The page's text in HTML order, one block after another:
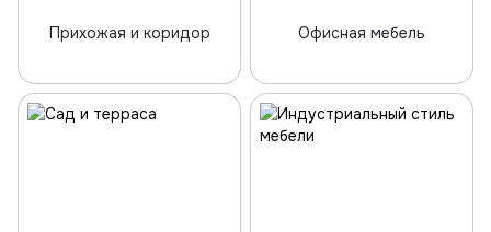
Прихожая и коридор Офисная мебель